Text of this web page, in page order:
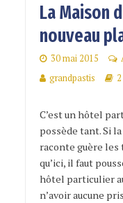
La Maison
nouveau
30 mai 2015
grandpastis
C’est un hôtel
possède tant. Si
raconte guère les
qu’ici, il faut
hôtel particulier
n’avoir aucune